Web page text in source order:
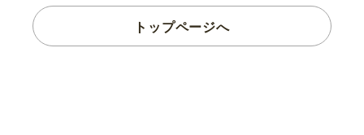
トップページへ